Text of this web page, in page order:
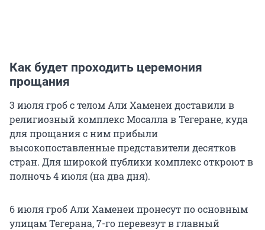
Как будет проходить церемония
прощания
3 июля гроб с телом Али Хаменеи доставили в
религиозный комплекс Мосалла в Тегеране, куда
для прощания с ним прибыли
высокопоставленные представители десятков
стран. Для широкой публики комплекс откроют в
полночь 4 июля (на два дня).
6 июля гроб Али Хаменеи пронесут по основным
улицам Тегерана, 7-го перевезут в главный